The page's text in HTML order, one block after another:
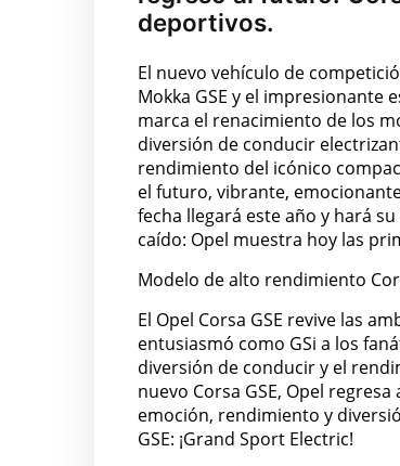
deportivos.
El nuevo vehículo de
Mokka GSE y el impresionante
marca el renacimiento de los
diversión de conducir
rendimiento del icónico
el futuro, vibrante,
fecha llegará este año y hará
caído: Opel muestra hoy las
Modelo de alto rendimiento
El Opel Corsa GSE revive las
entusiasmó como GSi a los
diversión de conducir y el
nuevo Corsa GSE, Opel
emoción, rendimiento y
GSE: ¡Grand Sport Electric!